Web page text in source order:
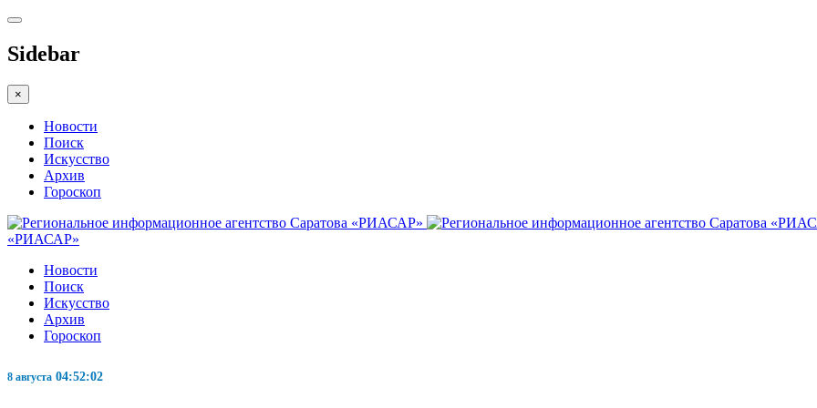
Sidebar
×
Новости
Поиск
Искусство
Архив
Гороскоп
«РИАСАР»
Новости
Поиск
Искусство
Архив
Гороскоп
8 августа 04:52:03